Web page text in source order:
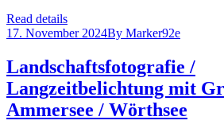
Read details
17. November 2024By Marker92e
Landschaftsfotografie /
Langzeitbelichtung mit
Ammersee / Wörthsee